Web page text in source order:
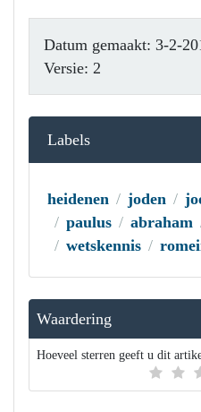
Datum gemaakt: 3-2-
Versie: 2
Labels
heidenen joden
paulus
abraham
wetskennis
Waardering
Hoeveel sterren geeft u dit